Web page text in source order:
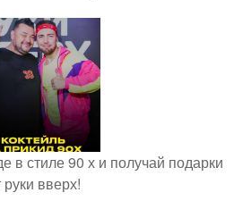
в стиле 90 х и получай подарки
руки вверх!